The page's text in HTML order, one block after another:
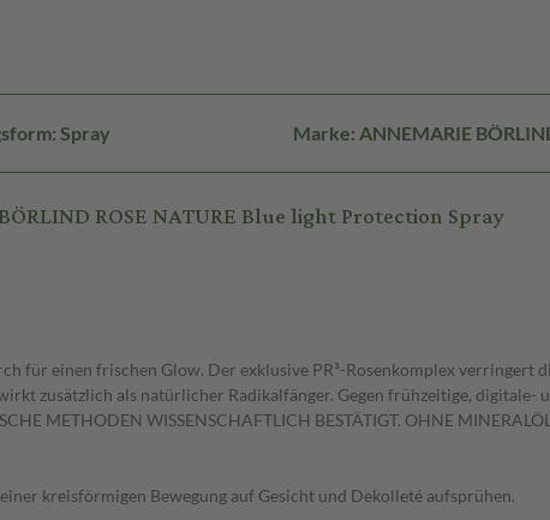
Spray Marke: ANNEMARIE
ROSE NATURE Blue light Protection Spray
für einen frischen Glow. Der exklusive PR³-Rosenkomplex verringert
zusätzlich als natürlicher Radikalfänger. Gegen frühzeitige, digitale-
METHODEN WISSENSCHAFTLICH BESTÄTIGT. OHNE
kreisförmigen Bewegung auf Gesicht und Dekolleté aufsprühen.